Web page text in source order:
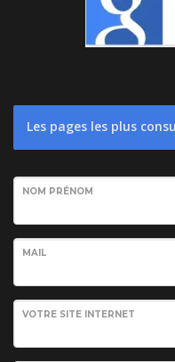
Les pages les plus
NOM PRÉNOM
MAIL
VOTRE SITE INTERNET